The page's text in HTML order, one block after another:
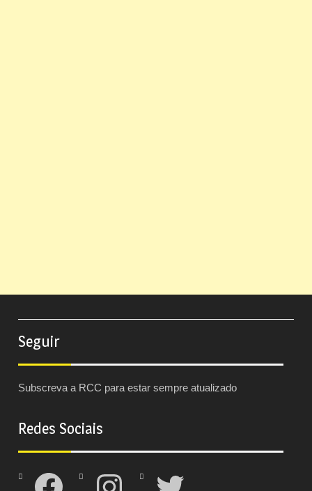
Seguir
Subscreva a RCC para estar sempre atualizado
Redes Sociais
Facebook Instagram Twitter